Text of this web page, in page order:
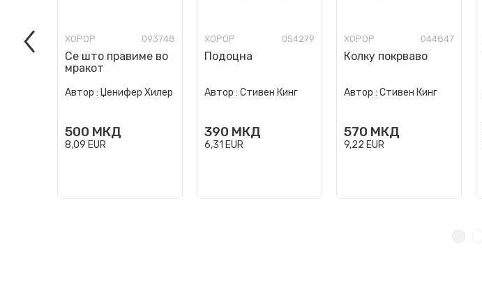
ХОРОР 093748
Се што правиме во
мракот
Автор : Џенифер Хилер
500 МКД
8,09 EUR
ХОРОР 054279
Подоцна
Автор : Стивен Кинг
390 МКД
6,31 EUR
ХОРОР 044847
Колку покрваво
Автор : Стивен Кинг
570 МКД
9,22 EUR